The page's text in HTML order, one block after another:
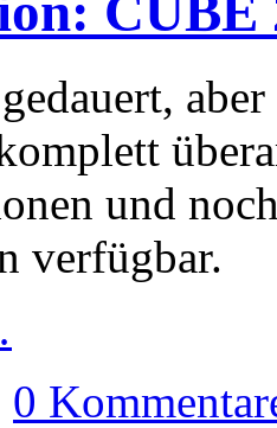
CUBE
und
verfügbar.
0